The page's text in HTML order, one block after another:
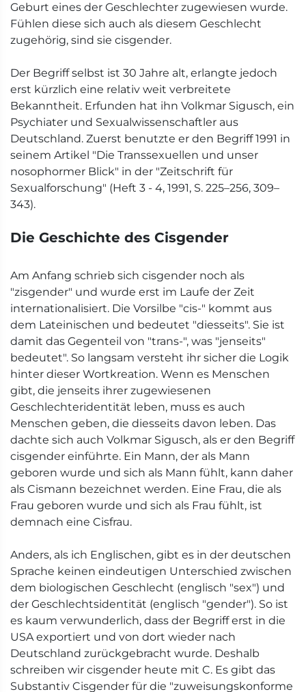
Geburt eines der Geschlechter zugewiesen wurde.
Fühlen diese sich auch als diesem Geschlecht
zugehörig, sind sie cisgender.
Der Begriff selbst ist 30 Jahre alt, erlangte jedoch
erst kürzlich eine relativ weit verbreitete
Bekanntheit. Erfunden hat ihn Volkmar Sigusch, ein
Psychiater und Sexualwissenschaftler aus
Deutschland. Zuerst benutzte er den Begriff 1991 in
seinem Artikel "Die Transsexuellen und unser
nosophormer Blick" in der "Zeitschrift für
Sexualforschung" (Heft 3 - 4, 1991, S. 225–256, 309–
343).
Die Geschichte des Cisgender
Am Anfang schrieb sich cisgender noch als
"zisgender" und wurde erst im Laufe der Zeit
internationalisiert. Die Vorsilbe "cis-" kommt aus
dem Lateinischen und bedeutet "diesseits". Sie ist
damit das Gegenteil von "trans-", was "jenseits"
bedeutet". So langsam versteht ihr sicher die Logik
hinter dieser Wortkreation. Wenn es Menschen
gibt, die jenseits ihrer zugewiesenen
Geschlechteridentität leben, muss es auch
Menschen geben, die diesseits davon leben. Das
dachte sich auch Volkmar Sigusch, als er den Begriff
cisgender einführte. Ein Mann, der als Mann
geboren wurde und sich als Mann fühlt, kann daher
als Cismann bezeichnet werden. Eine Frau, die als
Frau geboren wurde und sich als Frau fühlt, ist
demnach eine Cisfrau.
Anders, als ich Englischen, gibt es in der deutschen
Sprache keinen eindeutigen Unterschied zwischen
dem biologischen Geschlecht (englisch "sex") und
der Geschlechtsidentität (englisch "gender"). So ist
es kaum verwunderlich, dass der Begriff erst in die
USA exportiert und von dort wieder nach
Deutschland zurückgebracht wurde. Deshalb
schreiben wir cisgender heute mit C. Es gibt das
Substantiv Cisgender für die "zuweisungskonforme